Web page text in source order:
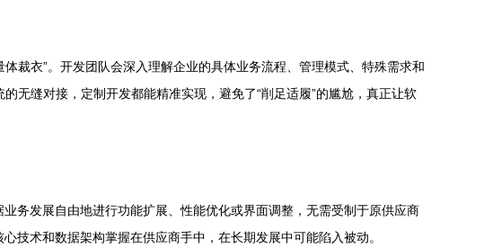
裁衣”。开发团队会深入理解企业的具体业务流程、管理模式、特殊需求和
无缝对接，定制开发都能精准实现，避免了“削足适履”的尴尬，真正让软
务发展自由地进行功能扩展、性能优化或界面调整，无需受制于原供应商
技术和数据架构掌握在供应商手中，在长期发展中可能陷入被动。